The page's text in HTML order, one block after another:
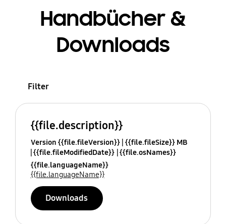
Handbücher &
Downloads
Filter
{{file.description}}
Version {{file.fileVersion}} {{file.fileSize}} MB
{{file.fileModifiedDate}} {{file.osNames}}
{{file.languageName}}
{{file.languageName}}
Downloads